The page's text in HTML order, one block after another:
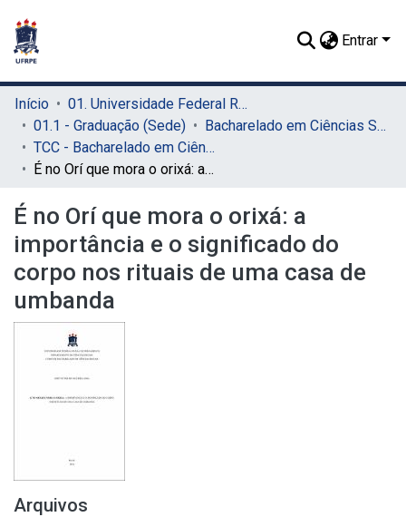
Entrar
Início
01. Universidade Federal Rural de Pernambuco - UFRPE (Sede)
01.1 - Graduação (Sede)
Bacharelado em Ciências Sociais (Sede)
TCC - Bacharelado em Ciências Sociais (Sede)
É no Orí que mora o orixá: a importância e o significado do corpo nos rituais de uma casa de umbanda
É no Orí que mora o orixá: a
importância e o significado do
corpo nos rituais de uma casa de
umbanda
Arquivos